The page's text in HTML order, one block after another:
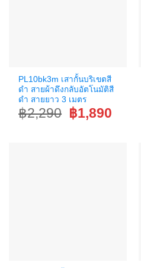
PL10bk3m เสากั้นบริเขตสี
ดำ สายผ้าดึงกลับอัตโนมัติสี
ดำ สายยาว 3 เมตร
฿2,290
Original
price
฿1,890